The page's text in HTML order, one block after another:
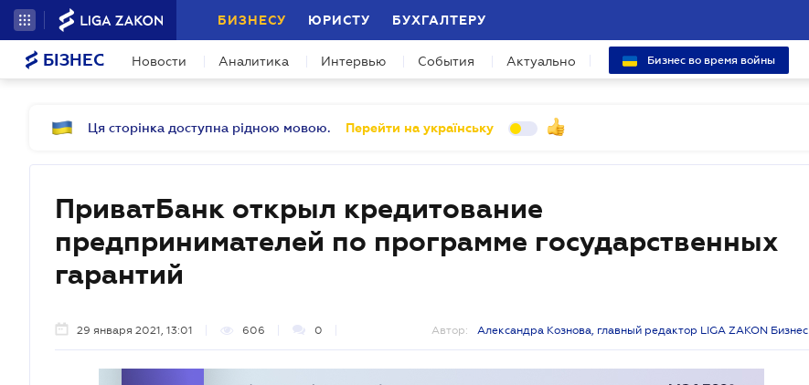
БИЗНЕСУ ЮРИСТУ БУХГАЛТЕРУ
БІЗНЕС Новости Аналитика Интервью События Актуально Бизнес во время войны
Ця сторінка доступна рідною мовою. Перейти на українську
ПриватБанк открыл кредитование
предпринимателей по программе государственных
гарантий
29 января 2021, 13:01 606 0 Автор: Александра Кознова, главный редактор LIGA ZAKON Бизнес